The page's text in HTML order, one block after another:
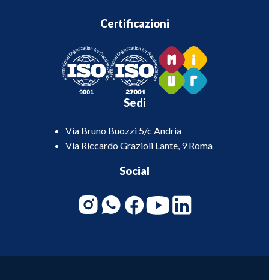
Certificazioni
Sedi
Via Bruno Buozzi 5/c Andria
Via Riccardo Grazioli Lante, 9 Roma
Social